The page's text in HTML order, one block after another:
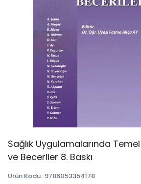
Sağlık Uygulamalarında
ve Beceriler 8. Baskı
Ürün Kodu: 9786053354178